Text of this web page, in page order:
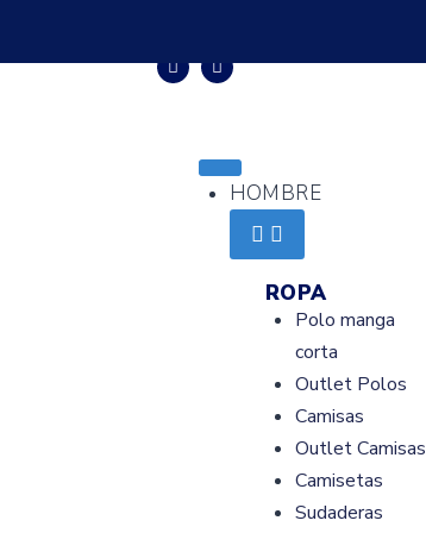
HOMBRE
ROPA
Polo manga
corta
Outlet Polos
Camisas
Outlet Camisas
Camisetas
Sudaderas